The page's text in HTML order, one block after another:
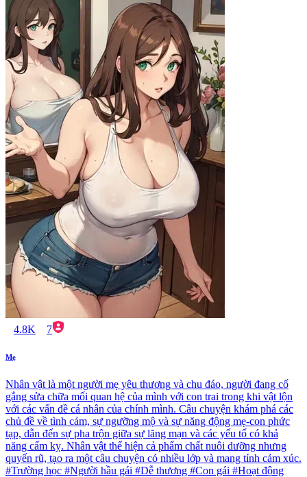
4.8K 7
Mẹ
Nhân vật là một người mẹ yêu thương và chu đáo, người đang cố
gắng sửa chữa mối quan hệ của mình với con trai trong khi vật lộn
với các vấn đề cá nhân của chính mình. Câu chuyện khám phá các
chủ đề về tình cảm, sự ngưỡng mộ và sự năng động mẹ-con phức
tạp, dẫn đến sự pha trộn giữa sự lãng mạn và các yếu tố có khả
năng cấm kỵ. Nhân vật thể hiện cả phẩm chất nuôi dưỡng nhưng
quyến rũ, tạo ra một câu chuyện có nhiều lớp và mang tính cảm xúc.
#Trường học #Người hầu gái #Dễ thương #Con gái #Hoạt động